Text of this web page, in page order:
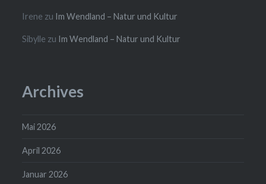
Irene zu Im Wendland – Natur und Kultur
Sibylle zu Im Wendland – Natur und Kultur
Archives
Mai 2026
April 2026
Januar 2026